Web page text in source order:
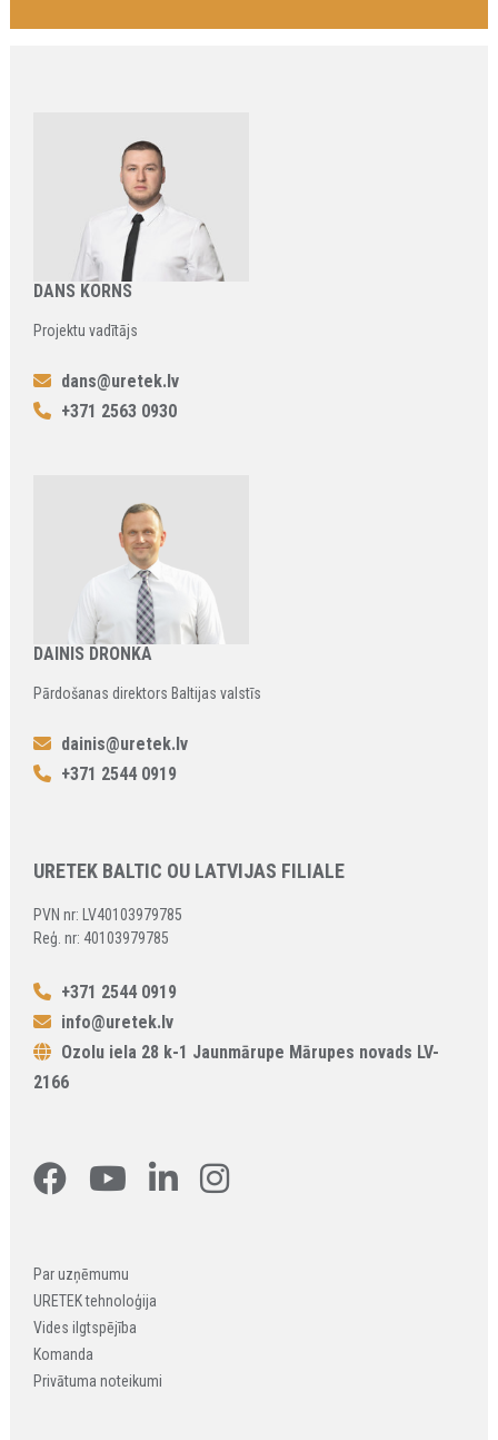
DANS KORNS
Projektu vadītājs
dans@uretek.lv
+371 2563 0930
DAINIS DRONKA
Pārdošanas direktors Baltijas valstīs
dainis@uretek.lv
+371 2544 0919
URETEK BALTIC OU LATVIJAS FILIALE
PVN nr: LV40103979785
Reģ. nr: 40103979785
+371 2544 0919
info@uretek.lv
Ozolu iela 28 k-1 Jaunmārupe Mārupes novads LV-
2166
Par uzņēmumu
URETEK tehnoloģija
Vides ilgtspējība
Komanda
Privātuma noteikumi